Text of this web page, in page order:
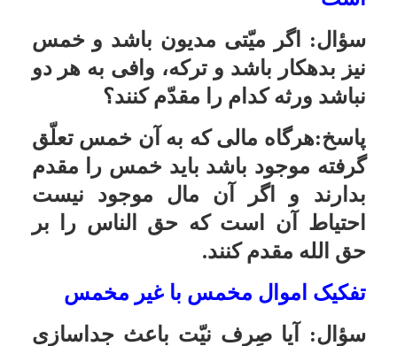
عُشریّه دراویش
سؤال:آیاپرداخت عُشریّه، ریشه
اسلامى دارد کفایت از خمس مى کند؟
پاسخ:عُشریّه دراویش، ریشه اسلامى
ندارد و عشریّه در اسلام فقط مربوط
به زکات غلاّت چهارگانه است به شرط
این که با آب باران و قنات و مانند آن
آبیارى شود.
خمس برای فرزندی که در خانه پدری
زندگی می کند
سؤال:آیا کسى که در خانه پدرى
زندگى مى کند باید خمس بدهد؟
پاسخ:اگر درآمد اضافى دارد باید خمس
بدهد.